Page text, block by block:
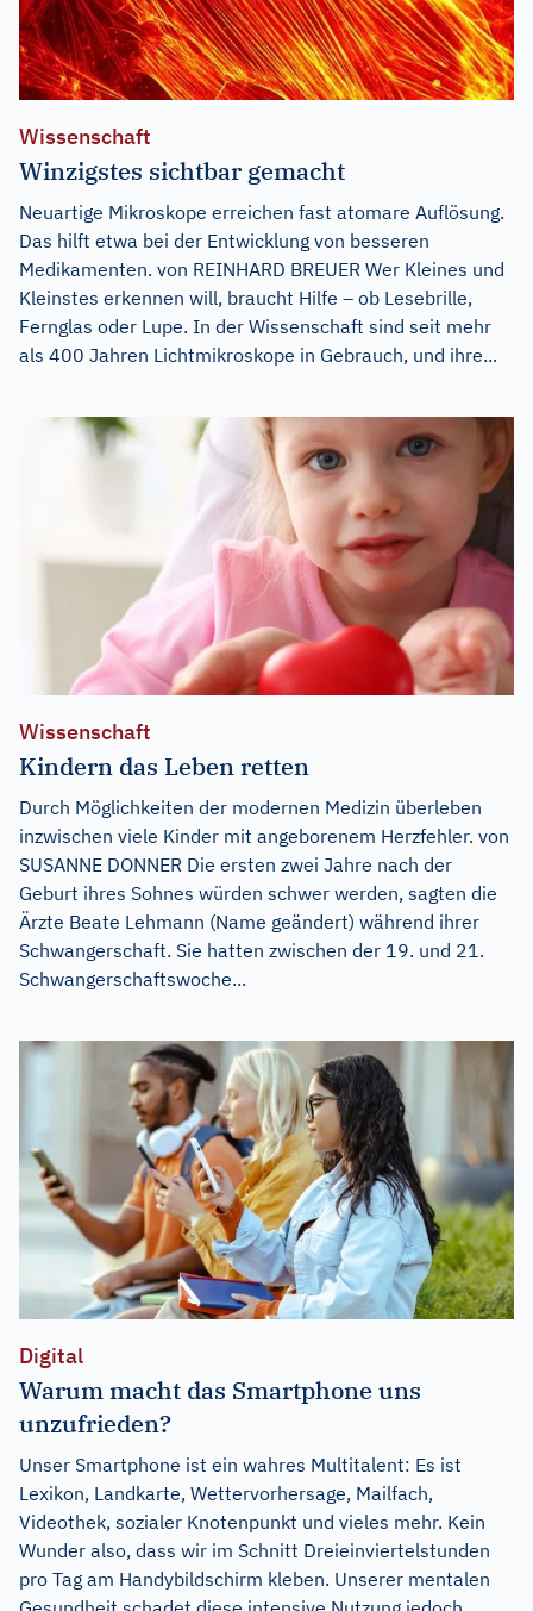
Wissenschaft
Winzigstes sichtbar gemacht
Neuartige Mikroskope erreichen fast atomare Auflösung.
Das hilft etwa bei der Entwicklung von besseren
Medikamenten. von REINHARD BREUER Wer Kleines und
Kleinstes erkennen will, braucht Hilfe – ob Lesebrille,
Fernglas oder Lupe. In der Wissenschaft sind seit mehr
als 400 Jahren Lichtmikroskope in Gebrauch, und ihre...
Wissenschaft
Kindern das Leben retten
Durch Möglichkeiten der modernen Medizin überleben
inzwischen viele Kinder mit angeborenem Herzfehler. von
SUSANNE DONNER Die ersten zwei Jahre nach der
Geburt ihres Sohnes würden schwer werden, sagten die
Ärzte Beate Lehmann (Name geändert) während ihrer
Schwangerschaft. Sie hatten zwischen der 19. und 21.
Schwangerschaftswoche...
Digital
Warum macht das Smartphone uns
unzufrieden?
Unser Smartphone ist ein wahres Multitalent: Es ist
Lexikon, Landkarte, Wettervorhersage, Mailfach,
Videothek, sozialer Knotenpunkt und vieles mehr. Kein
Wunder also, dass wir im Schnitt Dreieinviertelstunden
pro Tag am Handybildschirm kleben. Unserer mentalen